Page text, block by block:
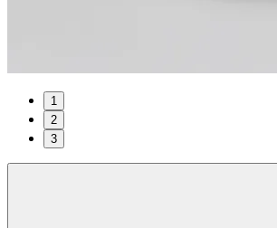
1
2
3